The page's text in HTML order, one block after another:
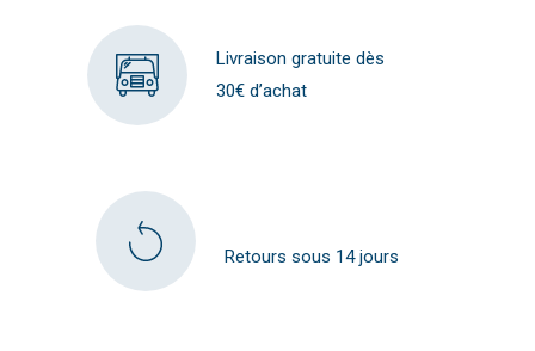
Livraison gratuite dès
30€ d’achat
Retours sous 14 jours